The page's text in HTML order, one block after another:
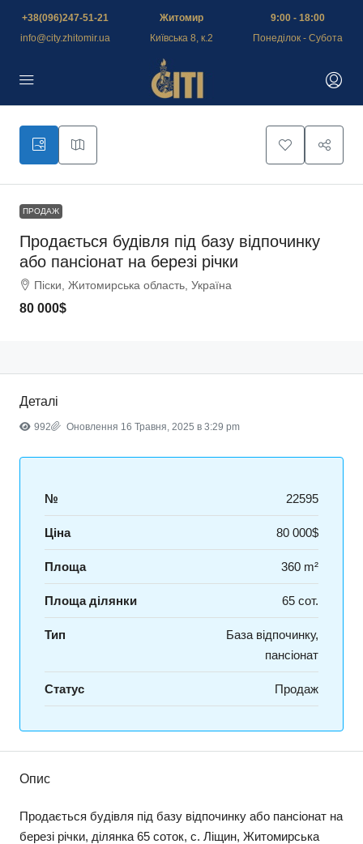
+38(096)247-51-21
info@city.zhitomir.ua
Житомир
Київська 8, к.2
9:00 - 18:00
Понеділок - Субота
ПРОДАЖ
Продається будівля під базу відпочинку
або пансіонат на березі річки
Піски, Житомирська область, Україна
80 000$
Деталі
992 Оновлення 16 Травня, 2025 в 3:29 pm
№ 22595
Ціна 80 000$
Площа 360 m²
Площа ділянки 65 сот.
Тип
База відпочинку,
пансіонат
Статус Продаж
Опис
Продається будівля під базу відпочинку або пансіонат на
березі річки, ділянка 65 соток, с. Ліщин, Житомирська